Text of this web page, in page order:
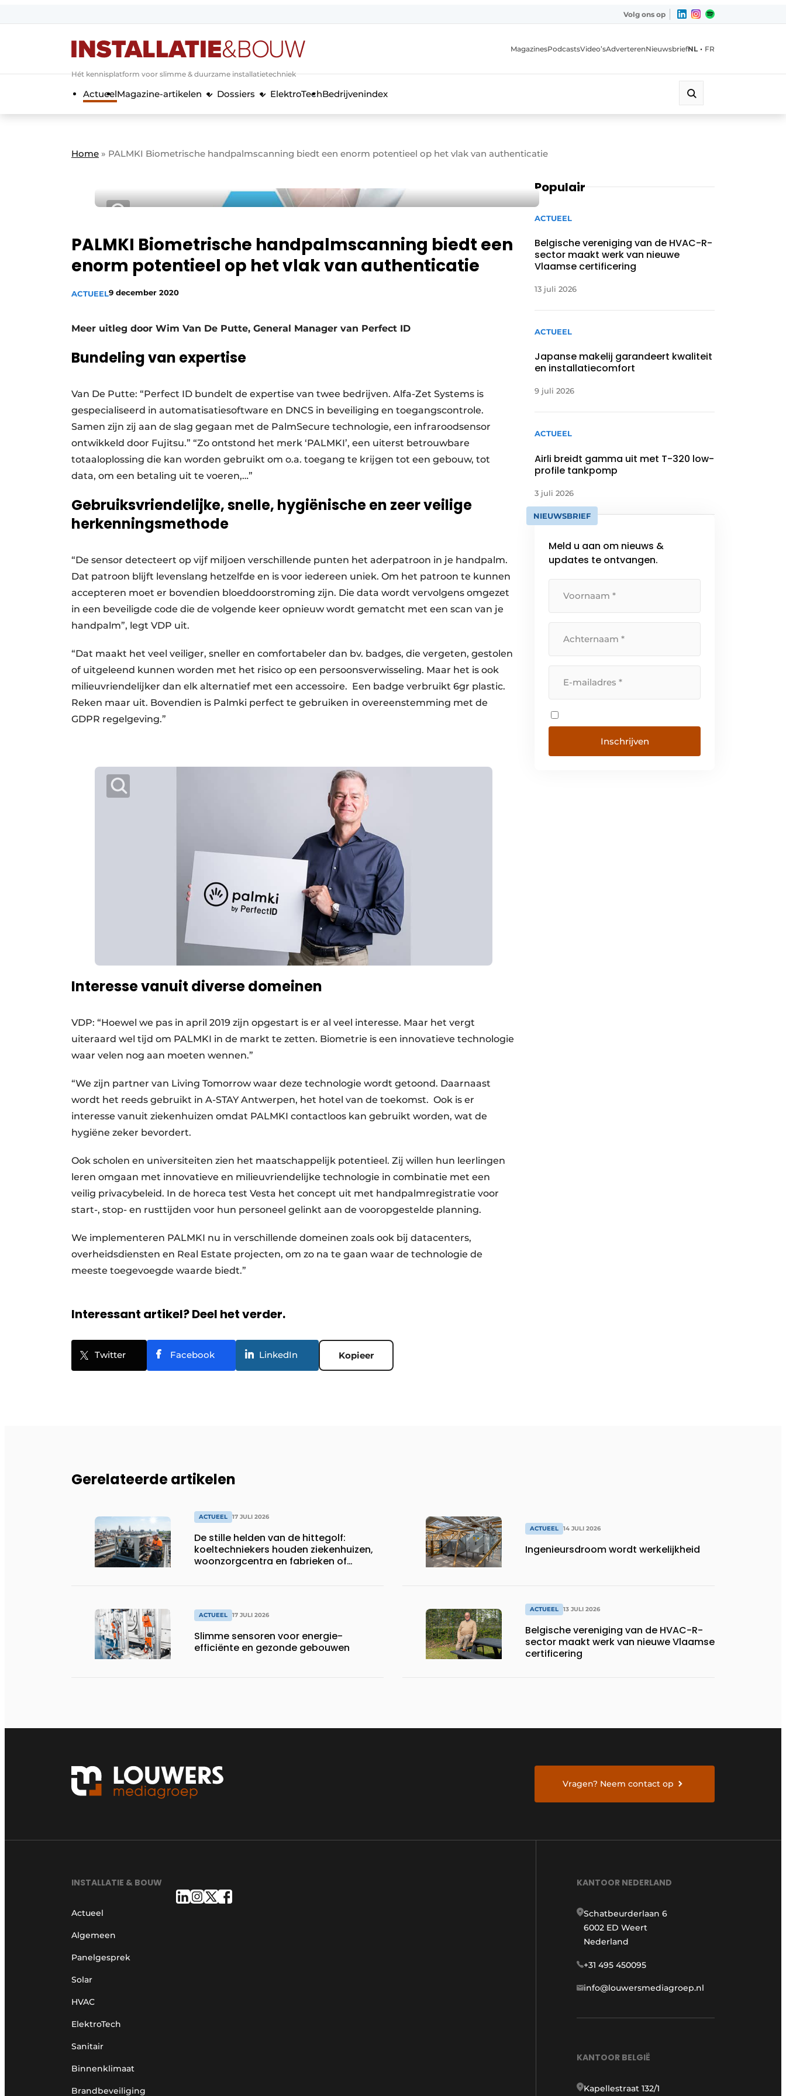
Algemene voorwaarden
Banner overzicht
BedrijvenAanmeldenBedankt voor de aanmelding
Bedrijven
Evenement aanmelden
Meest gelezen
Vacature aanmelden
Vacatures
Volg ons op
Hét kennisplatform voor slimme & duurzame installatietechniek
MagazinesPodcastsVideo’sAdverterenNieuwsbriefNL • FR
ActueelMagazine-artikelen Dossiers ElektroTechBedrijvenindex
Home » PALMKI Biometrische handpalmscanning biedt een enorm potentieel op het vlak van authenticatie
PALMKI Biometrische handpalmscanning biedt een
enorm potentieel op het vlak van authenticatie
ACTUEEL9 december 2020
Meer uitleg door Wim Van De Putte, General Manager van Perfect ID
Bundeling van expertise
Van De Putte: “Perfect ID bundelt de expertise van twee bedrijven. Alfa-Zet Systems is
gespecialiseerd in automatisatiesoftware en DNCS in beveiliging en toegangscontrole.
Samen zijn zij aan de slag gegaan met de PalmSecure technologie, een infraroodsensor
ontwikkeld door Fujitsu.” “Zo ontstond het merk ‘PALMKI’, een uiterst betrouwbare
totaaloplossing die kan worden gebruikt om o.a. toegang te krijgen tot een gebouw, tot
data, om een betaling uit te voeren,…”
Gebruiksvriendelijke, snelle, hygiënische en zeer veilige
herkenningsmethode
“De sensor detecteert op vijf miljoen verschillende punten het aderpatroon in je handpalm.
Dat patroon blijft levenslang hetzelfde en is voor iedereen uniek. Om het patroon te kunnen
accepteren moet er bovendien bloeddoorstroming zijn. Die data wordt vervolgens omgezet
in een beveiligde code die de volgende keer opnieuw wordt gematcht met een scan van je
handpalm”, legt VDP uit.
“Dat maakt het veel veiliger, sneller en comfortabeler dan bv. badges, die vergeten, gestolen
of uitgeleend kunnen worden met het risico op een persoonsverwisseling. Maar het is ook
milieuvriendelijker dan elk alternatief met een accessoire. Een badge verbruikt 6gr plastic.
Reken maar uit. Bovendien is Palmki perfect te gebruiken in overeenstemming met de
GDPR regelgeving.”
Interesse vanuit diverse domeinen
VDP: “Hoewel we pas in april 2019 zijn opgestart is er al veel interesse. Maar het vergt
uiteraard wel tijd om PALMKI in de markt te zetten. Biometrie is een innovatieve technologie
waar velen nog aan moeten wennen.”
“We zijn partner van Living Tomorrow waar deze technologie wordt getoond. Daarnaast
wordt het reeds gebruikt in A-STAY Antwerpen, het hotel van de toekomst. Ook is er
interesse vanuit ziekenhuizen omdat PALMKI contactloos kan gebruikt worden, wat de
hygiëne zeker bevordert.
Ook scholen en universiteiten zien het maatschappelijk potentieel. Zij willen hun leerlingen
leren omgaan met innovatieve en milieuvriendelijke technologie in combinatie met een
veilig privacybeleid. In de horeca test Vesta het concept uit met handpalmregistratie voor
start-, stop- en rusttijden voor hun personeel gelinkt aan de vooropgestelde planning.
We implementeren PALMKI nu in verschillende domeinen zoals ook bij datacenters,
overheidsdiensten en Real Estate projecten, om zo na te gaan waar de technologie de
meeste toegevoegde waarde biedt.”
Interessant artikel? Deel het verder.
Twitter Facebook LinkedIn Kopieer
Populair
ACTUEEL
Belgische vereniging van de HVAC-R-
sector maakt werk van nieuwe
Vlaamse certificering
13 juli 2026
ACTUEEL
Japanse makelij garandeert kwaliteit
en installatiecomfort
9 juli 2026
ACTUEEL
Airli breidt gamma uit met T-320 low-
profile tankpomp
3 juli 2026
NIEUWSBRIEF
Meld u aan om nieuws &
updates te ontvangen.
Gerelateerde artikelen
ACTUEEL 17 JULI 2026
De stille helden van de hittegolf:
koeltechniekers houden ziekenhuizen,
woonzorgcentra en fabrieken of
ACTUEEL 17 JULI 2026
Slimme sensoren voor energie-
efficiënte en gezonde gebouwen
ACTUEEL 14 JULI 2026
Ingenieursdroom wordt werkelijkheid
ACTUEEL 13 JULI 2026
Belgische vereniging van de HVAC-R-
sector maakt werk van nieuwe Vlaamse
certificering
Vragen? Neem contact op
INSTALLATIE & BOUW
Actueel
Algemeen
Panelgesprek
Solar
HVAC
ElektroTech
Sanitair
Binnenklimaat
Brandbeveiliging
KANTOOR NEDERLAND
Schatbeurderlaan 6
6002 ED Weert
Nederland
+31 495 450095
info@louwersmediagroep.nl
KANTOOR BELGIË
Kapellestraat 132/1